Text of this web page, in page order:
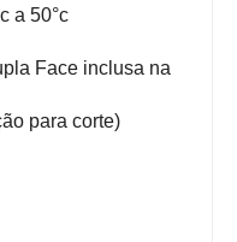
a 50°c
Face inclusa na
para corte)